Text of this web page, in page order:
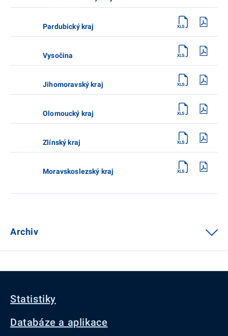
Pardubický kraj
Vysočina
Jihomoravský kraj
Olomoucký kraj
Zlínský kraj
Moravskoslezský kraj
Archiv
Statistiky
Databáze a aplikace